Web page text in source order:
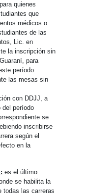
quienes
que
médicos o
de las
Lic. en
la inscripción sin
para
período
las mesas sin
con DDJJ, a
del período
se
inscribirse
según el
en la
es el último
se habilita la
todas las carreras